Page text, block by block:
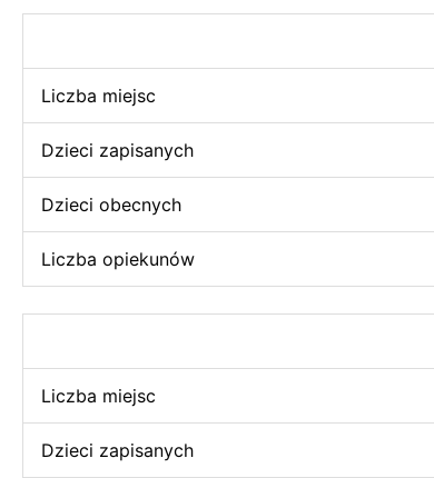
Liczba miejsc
Dzieci zapisanych
Dzieci obecnych
Liczba opiekunów
Liczba miejsc
Dzieci zapisanych